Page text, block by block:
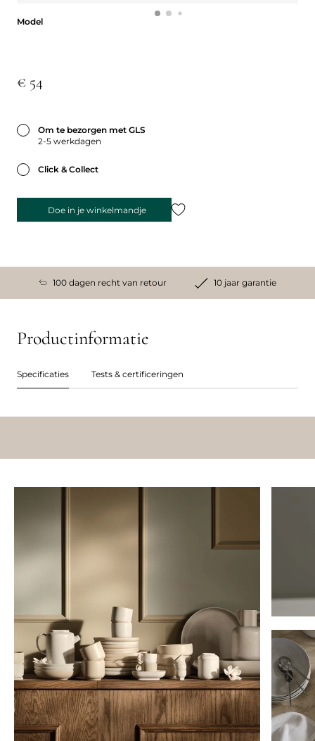
Model
€ 54
Om te bezorgen met GLS
2-5 werkdagen
Click & Collect
Doe in je winkelmandje
100 dagen recht van retour 10 jaar garantie
Productinformatie
Specificaties Tests & certificeringen